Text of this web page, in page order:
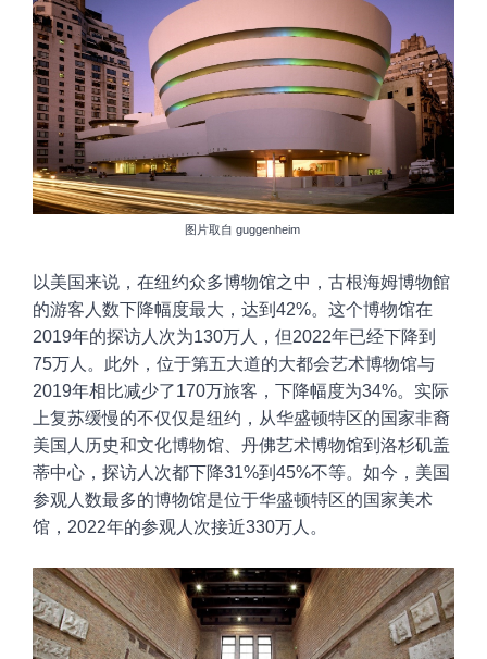
图片取自 guggenheim
以美国来说，在纽约众多博物馆之中，古根海姆博物館
的游客人数下降幅度最大， 达到42%。这个博物馆在
2019年的探访人次为130万人，但2022年已经下降到
75万人。此外，位于第五大道的大都会艺术博物馆与
2019年相比减少了170万旅客，下降幅度为34%。实际
上复苏缓慢的不仅仅是纽约，从华盛顿特区的国家非裔
美国人历史和文化博物馆、丹佛艺术博物馆到洛杉矶盖
蒂中心，探访人次都下降31%到 45%不等。如今，美国
参观人数最多的博物馆是位于华盛顿特区的国家美术
馆，2022年的参观人次接近330万人。